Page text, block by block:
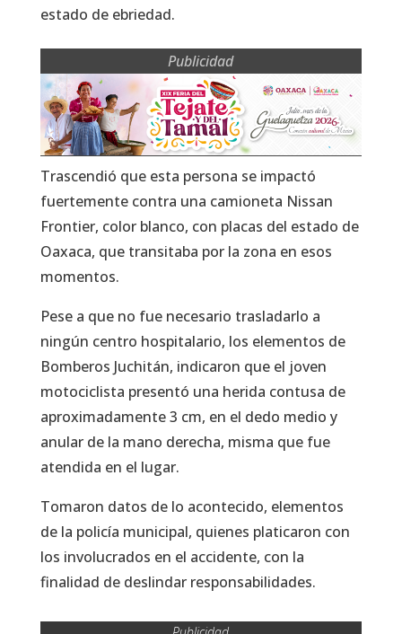
estado de ebriedad.
Publicidad
Trascendió que esta persona se impactó
fuertemente contra una camioneta Nissan
Frontier, color blanco, con placas del estado de
Oaxaca, que transitaba por la zona en esos
momentos.
Pese a que no fue necesario trasladarlo a
ningún centro hospitalario, los elementos de
Bomberos Juchitán, indicaron que el joven
motociclista presentó una herida contusa de
aproximadamente 3 cm, en el dedo medio y
anular de la mano derecha, misma que fue
atendida en el lugar.
Tomaron datos de lo acontecido, elementos
de la policía municipal, quienes platicaron con
los involucrados en el accidente, con la
finalidad de deslindar responsabilidades.